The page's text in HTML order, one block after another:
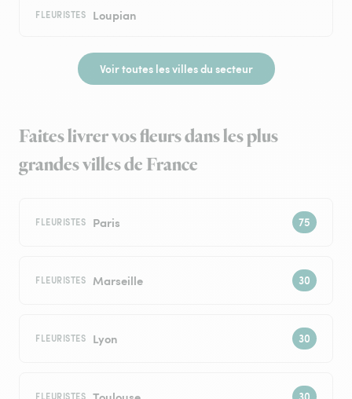
FLEURISTES Loupian
Voir toutes les villes du secteur
Faites livrer vos fleurs dans les plus
grandes villes de France
FLEURISTES Paris
FLEURISTES Marseille
FLEURISTES Lyon
FLEURISTES